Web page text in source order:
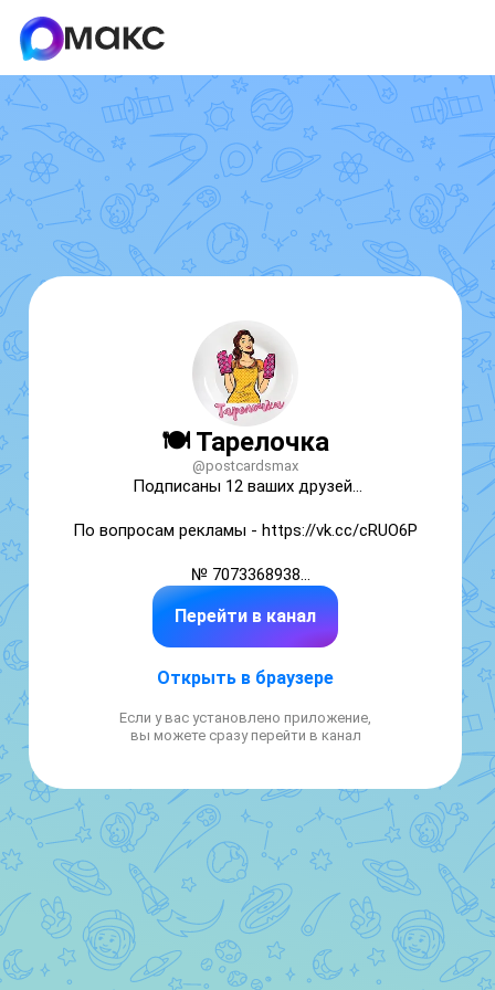
🍽️ Тарелочка
@postcardsmax
Подписаны 12 ваших друзей...
По вопросам рекламы - https://vk.cc/cRUO6P
№ 7073368938
4bdac275-d3df-44bd-9419-009d1cb3a3b1
Перейти в канал
Открыть в браузере
Если у вас установлено приложение,
вы можете сразу перейти в канал